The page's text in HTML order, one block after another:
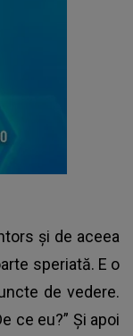
și de aceea
speriată. E o
de vedere.
ce eu?” Și apoi